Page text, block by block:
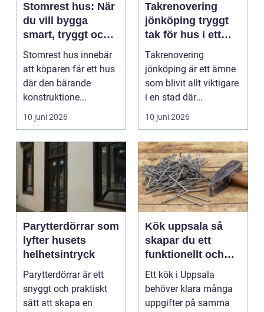
Stomrest hus: När
du vill bygga
smart, tryggt och
flexibelt
Stomrest hus innebär
att köparen får ett hus
där den bärande
konstruktione...
10 juni 2026
Takrenovering
jönköping tryggt
tak för hus i ett
utsatt klimat
Takrenovering
jönköping är ett ämne
som blivit allt viktigare
i en stad där
väderväxlingar,
10 juni 2026
Parytterdörrar som
lyfter husets
helhetsintryck
Parytterdörrar är ett
snyggt och praktiskt
sätt att skapa en
Kök uppsala så
skapar du ett
funktionellt och
personligt kök
Ett kök i Uppsala
behöver klara många
uppgifter på samma